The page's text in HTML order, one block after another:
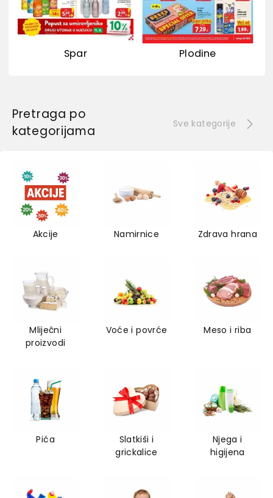
Spar Plodine
Pretraga po
kategorijama
Sve kategorije
Akcije Namirnice Zdrava hrana
Mliječni
proizvodi
Voće i povrće Meso i riba
Pića
Slatkiši i
grickalice
Njega i
higijena